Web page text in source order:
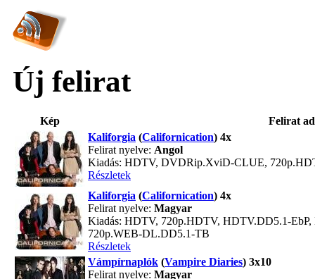
Új felirat
Kép
Felirat
Kaliforgia (Californication) 4x
Felirat nyelve: Angol
Kiadás: HDTV, DVDRip.XviD-CLUE,
Részletek
Kaliforgia (Californication) 4x
Felirat nyelve: Magyar
Kiadás: HDTV, 720p.HDTV, HDTV.DD5.1-
720p.WEB-DL.DD5.1-TB
Részletek
Vámpírnaplók (Vampire Diaries) 3x10
Felirat nyelve: Magyar